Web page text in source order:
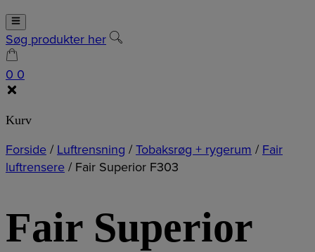
Søg produkter her
0 0
Kurv
Forside / Luftrensning / Tobaksrøg + rygerum / Fair
luftrensere / Fair Superior F303
Fair Superior